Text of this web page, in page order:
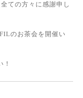
ての方々に感謝申し
のお茶会を開催い